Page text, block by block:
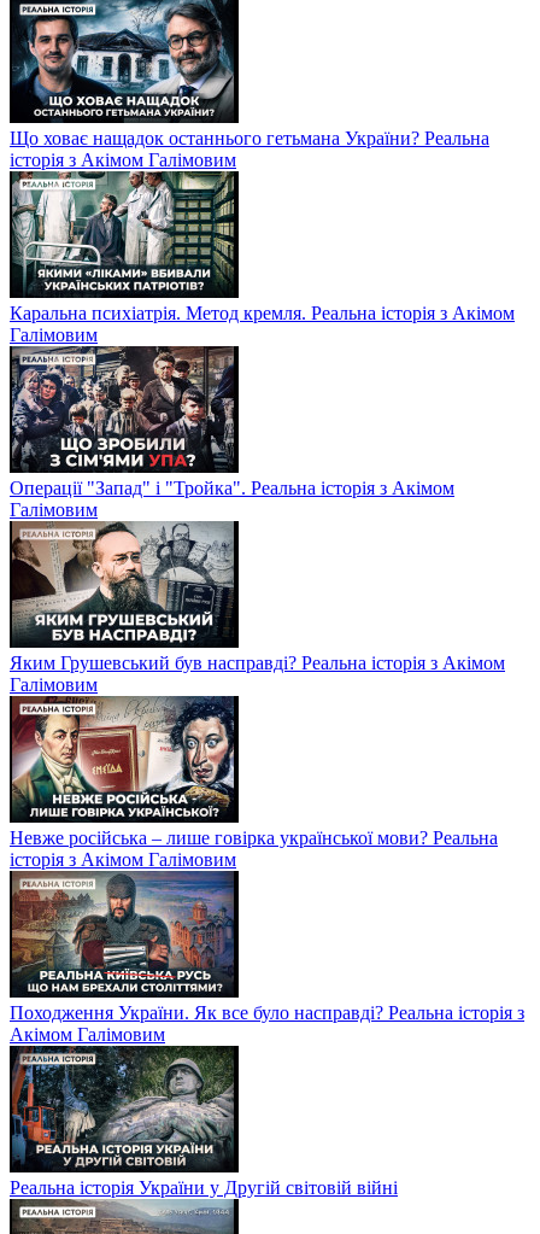
Що ховає нащадок останнього гетьмана України? Реальна
історія з Акімом Галімовим
Каральна психіатрія. Метод кремля. Реальна історія з Акімом
Галімовим
Операції "Запад" і "Тройка". Реальна історія з Акімом
Галімовим
Яким Грушевський був насправді? Реальна історія з Акімом
Галімовим
Невже російська – лише говірка української мови? Реальна
історія з Акімом Галімовим
Походження України. Як все було насправді? Реальна історія з
Акімом Галімовим
Реальна історія України у Другій світовій війні